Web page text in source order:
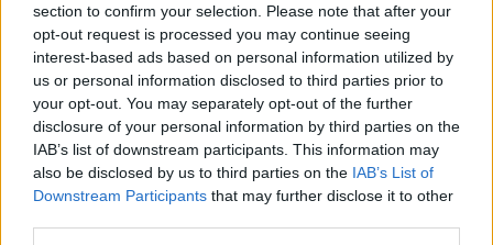
section to confirm your selection. Please note that after your
opt-out request is processed you may continue seeing
interest-based ads based on personal information utilized by
us or personal information disclosed to third parties prior to
your opt-out. You may separately opt-out of the further
disclosure of your personal information by third parties on the
IAB’s list of downstream participants. This information may
also be disclosed by us to third parties on the IAB’s List of
Downstream Participants that may further disclose it to other
Neověřený profil
Tento uživatel zatím neprokázal svou identitu ověřovací
fotografií. U neověřených profilů nelze zaručit, že fotografie a
údaje odpovídají skutečné osobě.
Věk: 47
Země:
Kontakt